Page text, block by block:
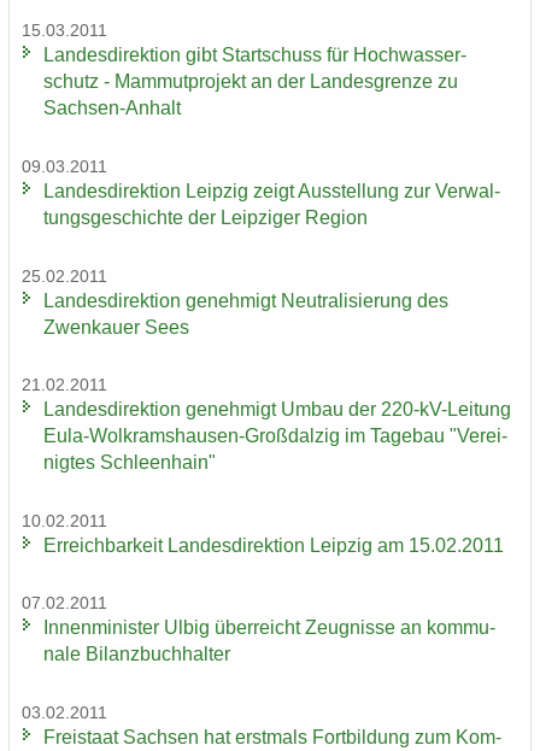
15.03.2011
Lan­des­di­rek­ti­on gibt Start­schuss für Hoch­was­ser­
schutz - Mam­mut­pro­jekt an der Lan­des­gren­ze zu
Sachsen-​Anhalt
09.03.2011
Lan­des­di­rek­ti­on Leip­zig zeigt Aus­stel­lung zur Ver­wal­
tungs­ge­schich­te der Leip­zi­ger Re­gi­on
25.02.2011
Lan­des­di­rek­ti­on ge­neh­migt Neu­tra­li­sie­rung des
Zwenkau­er Sees
21.02.2011
Lan­des­di­rek­ti­on ge­neh­migt Umbau der 220-​kV-Leitung
Eula-​Wolkramshausen-Großdalzig im Ta­ge­bau "Ver­ei­
nig­tes Schleen­hain"
10.02.2011
Er­reich­bar­keit Lan­des­di­rek­ti­on Leip­zig am 15.02.2011
07.02.2011
In­nen­mi­nis­ter Ulbig über­reicht Zeug­nis­se an kom­mu­
na­le Bi­lanz­buch­hal­ter
03.02.2011
Frei­staat Sach­sen hat erst­mals Fort­bil­dung zum Kom­